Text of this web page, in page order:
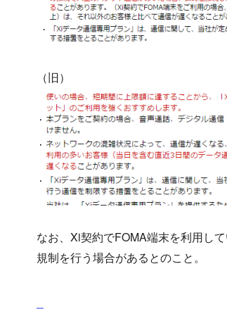
（旧）
なお、Xi契約でFOMA端末を利用し
規制を行う場合があるとのこと。